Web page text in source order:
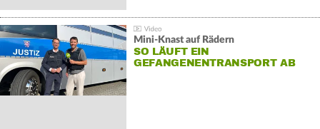
Mini-Knast auf Rädern
SO LÄUFT EIN
GEFANGENENTRANSPORT AB